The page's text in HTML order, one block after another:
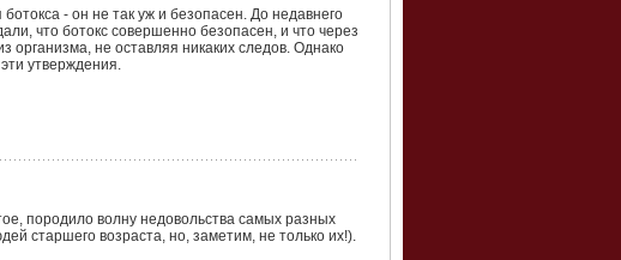
- он не так уж и безопасен. До недавнего
что ботокс совершенно безопасен, и что через
организма, не оставляя никаких следов. Однако
утверждения.
породило волну недовольства самых разных
старшего возраста, но, заметим, не только их!).